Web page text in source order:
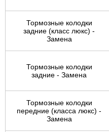
Тормозные колодки
задние (класс люкс) -
Замена
Тормозные колодки
задние - Замена
Тормозные колодки
передние (класса люкс) -
Замена